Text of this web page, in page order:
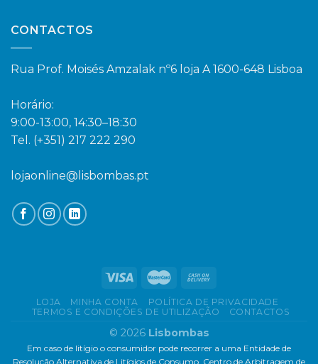
CONTACTOS
Rua Prof. Moisés Amzalak nº6 loja A 1600-648 Lisboa
Horário:
9:00-13:00, 14:30–18:30
Tel. (+351) 217 222 290
lojaonline@lisbombas.pt
LOJA MINHA CONTA
POLÍTICA DE PRIVACIDADE
TERMOS E CONDIÇÕES DE UTILIZAÇÃO
CONTACTOS
© 2026 Lisbombas
Em caso de litígio o consumidor pode recorrer a uma Entidade de
Resolução Alternativa de Litígios de Consumo. Centro de Arbitragem de